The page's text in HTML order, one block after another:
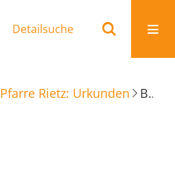
Detailsuche
Pfarre Rietz: Urkunden Beurkundung ewiger Grundzins